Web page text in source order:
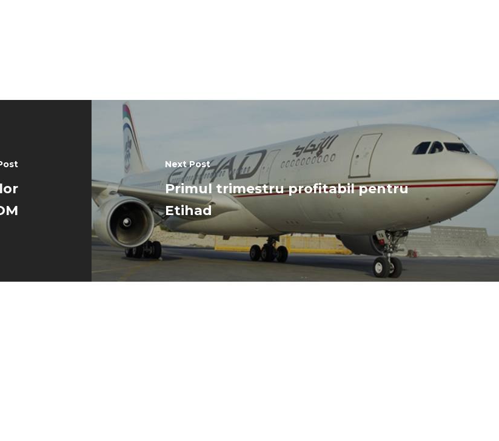
Next Post
Primul trimestru profitabil pentru
Etihad